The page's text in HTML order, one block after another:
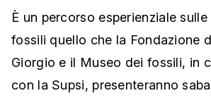
È un percorso esperienziale
fossili quello che la Fondazione
Giorgio e il Museo dei fossili, in
con la Supsi, presenteranno